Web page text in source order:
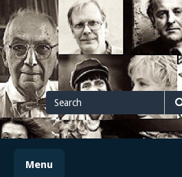
Skip
to
content
Search
for
Menu